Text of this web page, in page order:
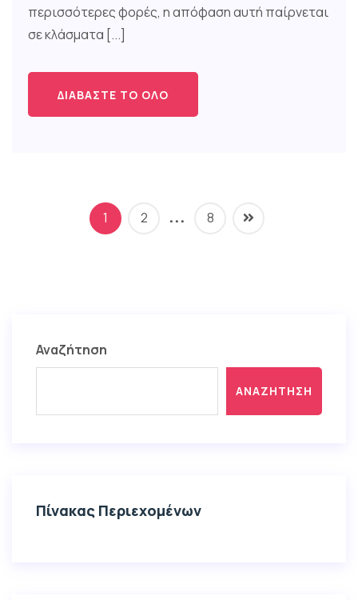
περισσότερες φορές, η απόφαση αυτή παίρνεται
σε κλάσματα [...]
ΔΙΑΒΆΣΤΕ ΤΟ ΌΛΟ
1 2 … 8
Αναζήτηση
ΑΝΑΖΉΤΗΣΗ
Πίνακας Περιεχομένων